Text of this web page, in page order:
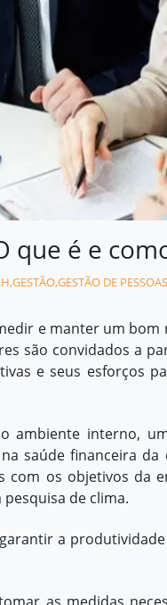
que é e
,GESTÃO,GESTÃO DE PESSOAS
e manter um
são convidados a
e seus esforços
ambiente interno,
saúde financeira da
com os objetivos da
de clima.
a